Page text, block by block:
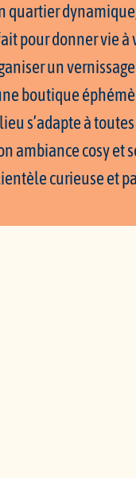
quartier
pour donner vie
un
boutique
s’adapte à
ambiance cosy
curieuse et